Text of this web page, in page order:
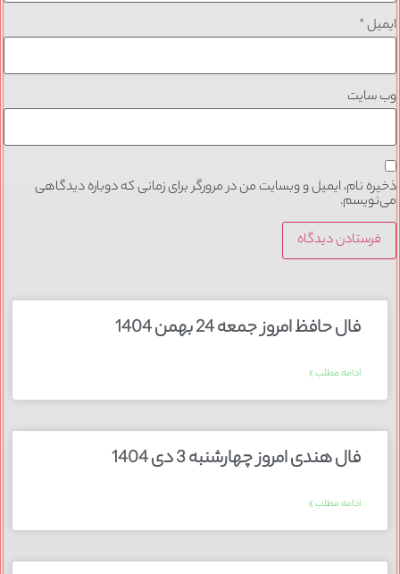
ایمیل*
وب‌ سایت
ذخیره نام، ایمیل و وبسایت من در مرورگر برای زمانی که دوباره دیدگاهی
می‌نویسم.
فال حافظ امروز جمعه 24 بهمن 1404
ادامه مطلب »
فال هندی امروز چهارشنبه 3 دی 1404
ادامه مطلب »